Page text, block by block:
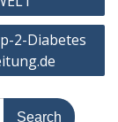
2-Diabetes